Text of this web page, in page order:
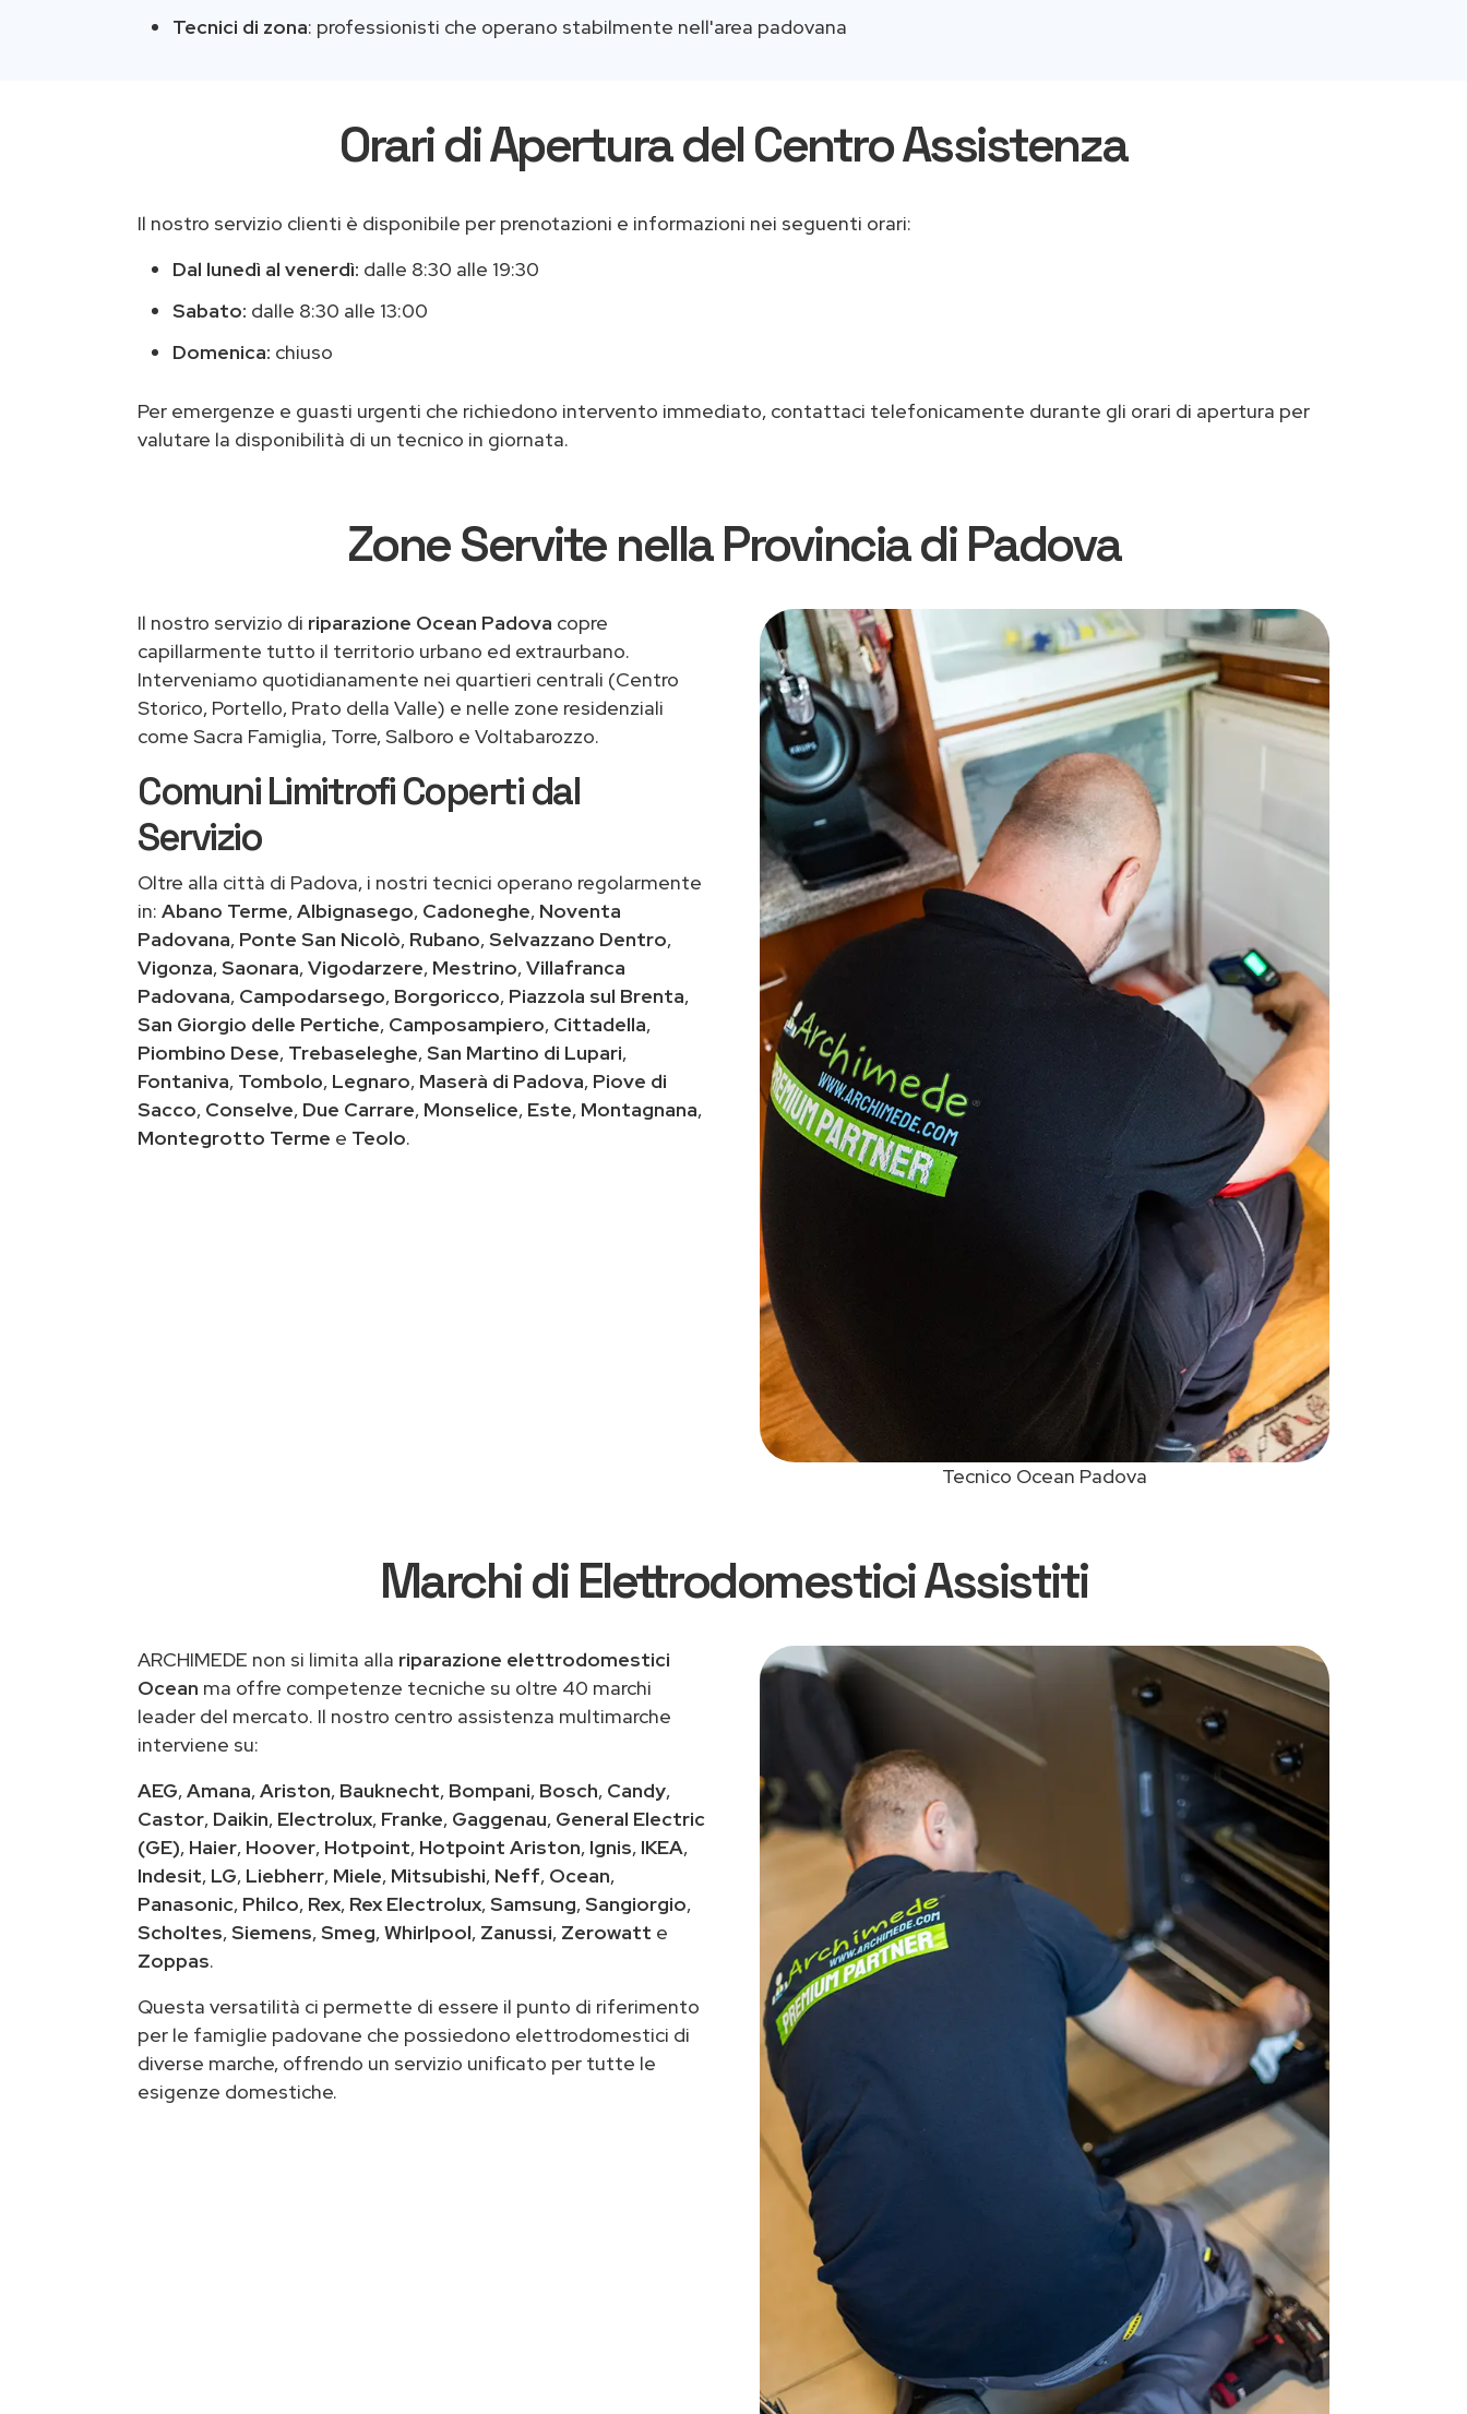
Tecnici di zona: professionisti che operano stabilmente nell'area padovana
Orari di Apertura del Centro Assistenza
Il nostro servizio clienti è disponibile per prenotazioni e informazioni nei seguenti orari:
Dal lunedì al venerdì: dalle 8:30 alle 19:30
Sabato: dalle 8:30 alle 13:00
Domenica: chiuso
Per emergenze e guasti urgenti che richiedono intervento immediato, contattaci telefonicamente durante gli orari di apertura per
valutare la disponibilità di un tecnico in giornata.
Zone Servite nella Provincia di Padova
Il nostro servizio di riparazione Ocean Padova copre
capillarmente tutto il territorio urbano ed extraurbano.
Interveniamo quotidianamente nei quartieri centrali (Centro
Storico, Portello, Prato della Valle) e nelle zone residenziali
come Sacra Famiglia, Torre, Salboro e Voltabarozzo.
Comuni Limitrofi Coperti dal
Servizio
Oltre alla città di Padova, i nostri tecnici operano regolarmente
in: Abano Terme,Albignasego, Cadoneghe, Noventa
Padovana, Ponte San Nicolò, Rubano,Selvazzano Dentro,
Vigonza,Saonara,Vigodarzere, Mestrino,Villafranca
Padovana, Campodarsego, Borgoricco, Piazzola sul Brenta,
San Giorgio delle Pertiche, Camposampiero, Cittadella,
Piombino Dese, Trebaseleghe,San Martino di Lupari,
Fontaniva, Tombolo, Legnaro, Maserà di Padova, Piove di
Sacco, Conselve, Due Carrare, Monselice, Este, Montagnana,
Montegrotto Terme e Teolo.
Tecnico Ocean Padova
Marchi di Elettrodomestici Assistiti
ARCHIMEDE non si limita alla riparazione elettrodomestici
Ocean ma offre competenze tecniche su oltre 40 marchi
leader del mercato. Il nostro centro assistenza multimarche
interviene su:
AEG,Amana,Ariston, Bauknecht, Bompani, Bosch, Candy,
Castor, Daikin, Electrolux, Franke, Gaggenau, General Electric
(GE), Haier, Hoover, Hotpoint, Hotpoint Ariston, Ignis, IKEA,
Indesit, LG, Liebherr, Miele, Mitsubishi, Neff, Ocean,
Panasonic, Philco, Rex, Rex Electrolux,Samsung,Sangiorgio,
Scholtes,Siemens,Smeg,Whirlpool, Zanussi, Zerowatt e
Zoppas.
Questa versatilità ci permette di essere il punto di riferimento
per le famiglie padovane che possiedono elettrodomestici di
diverse marche, offrendo un servizio unificato per tutte le
esigenze domestiche.